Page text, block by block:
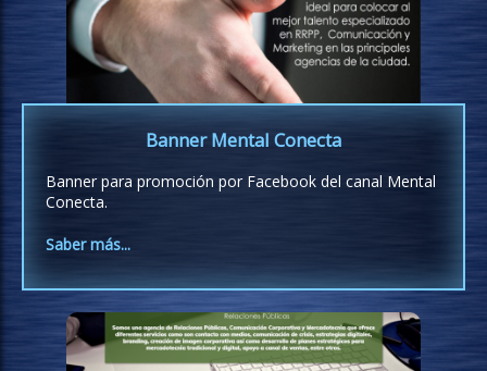
Banner Mental Conecta
Banner para promoción por Facebook del canal Mental
Conecta.
Saber más...